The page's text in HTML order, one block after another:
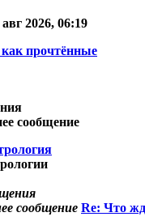
2026, 06:19
прочтённые
сообщение
сообщение Re: Что